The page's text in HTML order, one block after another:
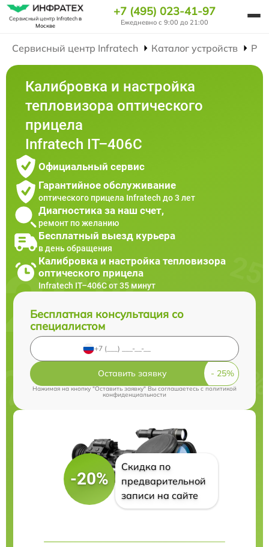
Сервисный центр Infratechв
Москве
+7 (495) 023-41-97
Ежедневно с 9:00 до 21:00
Сервисный центр Infratech Каталог устройств
Калибровка и настройка
тепловизора оптического
прицела
Infratech IT–406С
Официальный сервис
Гарантийное обслуживание
оптического прицела Infratech до 3 лет
Диагностика за наш счет,
ремонт по желанию
Бесплатный выезд курьера
в день обращения
Калибровка и настройка тепловизора
оптического прицела
Infratech IT–406С от 35 минут
Бесплатная консультация со
специалистом
Оставить заявку
Нажимая на кнопку "Оставить заявку" Вы соглашаетесь cполитикой
конфиденциальности
-20%
Скидка по
предварительной
записи на сайте